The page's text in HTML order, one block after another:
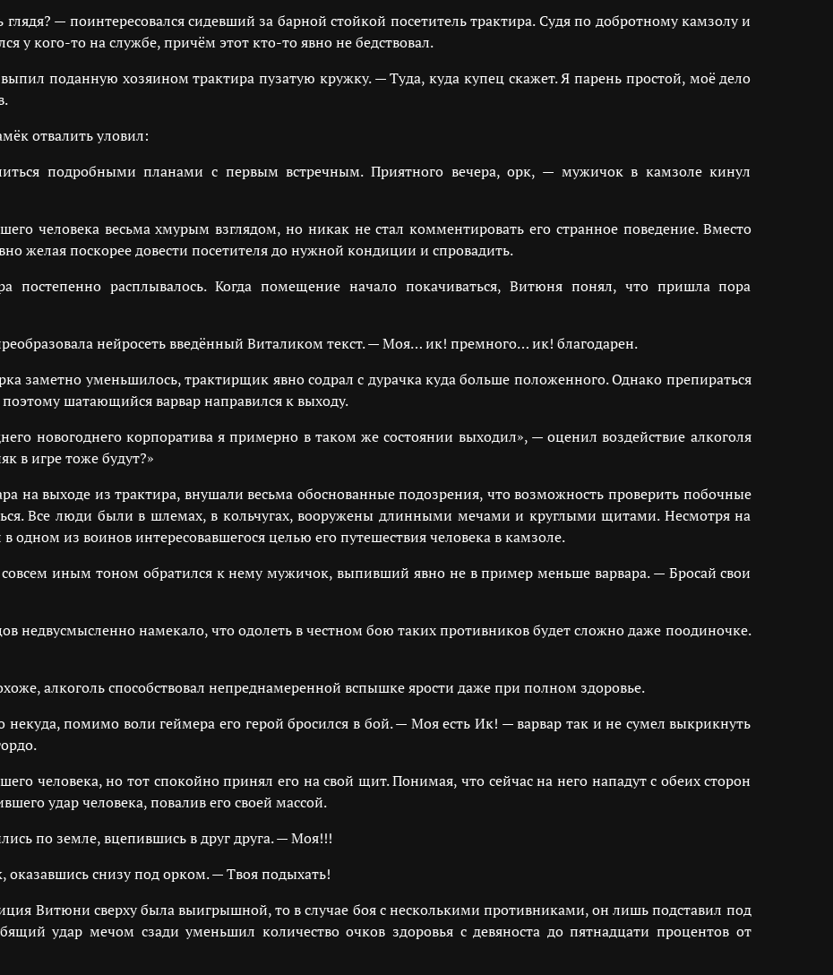
— поинтересовался сидевший за барной стойкой посетитель трактира. Судя по добротному камзолу и
у кого-то на службе, причём этот кто-то явно не бедствовал.
поданную хозяином трактира пузатую кружку. — Туда, куда купец скажет. Я парень простой, моё дело
отвалить уловил:
подробными планами с первым встречным. Приятного вечера, орк, — мужичок в камзоле кинул
человека весьма хмурым взглядом, но никак не стал комментировать его странное поведение. Вместо
желая поскорее довести посетителя до нужной кондиции и спровадить.
постепенно расплывалось. Когда помещение начало покачиваться, Витюня понял, что пришла пора
нейросеть введённый Виталиком текст. — Моя… ик! премного… ик! благодарен.
заметно уменьшилось, трактирщик явно содрал с дурачка куда больше положенного. Однако препираться
шатающийся варвар направился к выходу.
новогоднего корпоратива я примерно в таком же состоянии выходил», — оценил воздействие алкоголя
в игре тоже будут?»
на выходе из трактира, внушали весьма обоснованные подозрения, что возможность проверить побочные
Все люди были в шлемах, в кольчугах, вооружены длинными мечами и круглыми щитами. Несмотря на
одном из воинов интересовавшегося целью его путешествия человека в камзоле.
иным тоном обратился к нему мужичок, выпивший явно не в пример меньше варвара. — Бросай свои
недвусмысленно намекало, что одолеть в честном бою таких противников будет сложно даже поодиночке.
алкоголь способствовал непреднамеренной вспышке ярости даже при полном здоровье.
помимо воли геймера его герой бросился в бой. — Моя есть Ик! — варвар так и не сумел выкрикнуть
человека, но тот спокойно принял его на свой щит. Понимая, что сейчас на него нападут с обеих сторон
удар человека, повалив его своей массой.
по земле, вцепившись в друг друга. — Моя!!!
снизу под орком. — Твоя подыхать!
Витюни сверху была выигрышной, то в случае боя с несколькими противниками, он лишь подставил под
удар мечом сзади уменьшил количество очков здоровья с девяноста до пятнадцати процентов от